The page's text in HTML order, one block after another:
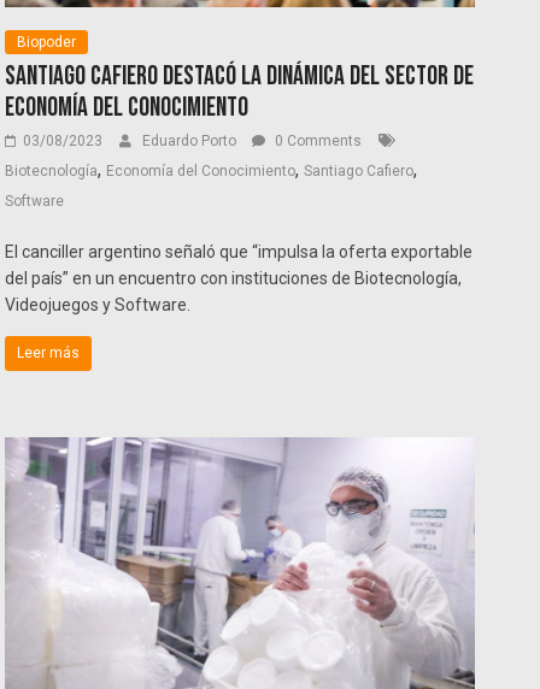
Biopoder
Santiago Cafiero destacó la dinámica del sector de
economía del conocimiento
03/08/2023 Eduardo Porto
0 Comments
Biotecnología, Economía del Conocimiento,Santiago Cafiero,
Software
El canciller argentino señaló que “impulsa la oferta exportable
del país” en un encuentro con instituciones de Biotecnología,
Videojuegos y Software.
Leer más